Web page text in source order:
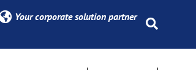
Your corporate solution partner